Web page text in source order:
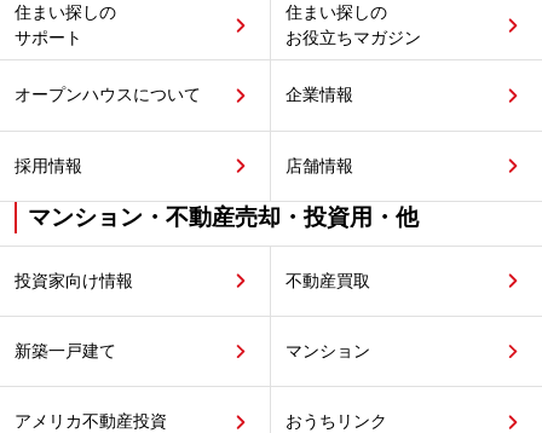
住まい探しの
サポート
住まい探しの
お役立ちマガジン
オープンハウスについて 企業情報
採用情報 店舗情報
マンション・不動産売却・投資用・他
投資家向け情報 不動産買取
新築一戸建て マンション
アメリカ不動産投資 おうちリンク